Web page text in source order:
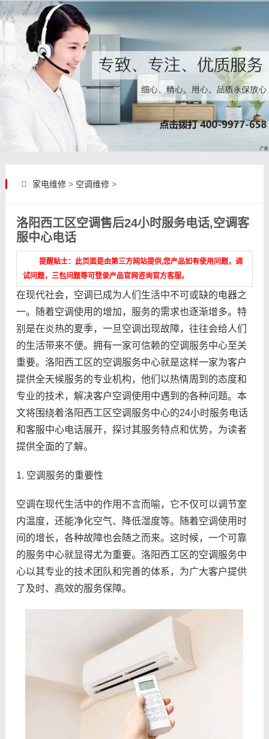
家电维修> 空调维修>
洛阳西工区空调售后24小时服务电话,空调客
服中心电话
提醒贴士：此页面是由第三方网站提供,您产品如有使用问题，调
试问题，三包问题等可登录产品官网咨询官方客服。
在现代社会，空调已成为人们生活中不可或缺的电器之
一。随着空调使用的增加，服务的需求也逐渐增多。特
别是在炎热的夏季，一旦空调出现故障，往往会给人们
的生活带来不便。拥有一家可信赖的空调服务中心至关
重要。洛阳西工区的空调服务中心就是这样一家为客户
提供全天候服务的专业机构，他们以热情周到的态度和
专业的技术，解决客户空调使用中遇到的各种问题。本
文将围绕着洛阳西工区空调服务中心的24小时服务电话
和客服中心电话展开，探讨其服务特点和优势，为读者
提供全面的了解。
1. 空调服务的重要性
空调在现代生活中的作用不言而喻，它不仅可以调节室
内温度，还能净化空气、降低湿度等。随着空调使用时
间的增长，各种故障也会随之而来。这时候，一个可靠
的服务中心就显得尤为重要。洛阳西工区的空调服务中
心以其专业的技术团队和完善的体系，为广大客户提供
了及时、高效的服务保障。